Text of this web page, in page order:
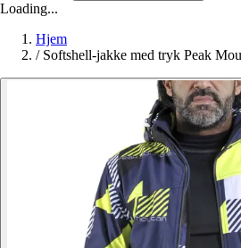
Loading...
Hjem
/ Softshell-jakke med tryk Peak